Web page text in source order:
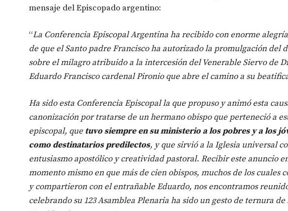
mensaje del Episcopado argentino:
“La Conferencia Episcopal Argentina ha recibido con enorme
de que el Santo padre Francisco ha autorizado la promulgación del
sobre el milagro atribuido a la intercesión del Venerable Siervo de
Eduardo Francisco cardenal Pironio que abre el camino a su
Ha sido esta Conferencia Episcopal la que propuso y animó esta
canonización por tratarse de un hermano obispo que perteneció a
episcopal, quetuvo siempre en su ministerio a los pobres y a los
como destinatarios predilectos, y que sirvió a la Iglesia universal
entusiasmo apostólico y creatividad pastoral. Recibir este anuncio
momento mismo en que más de cien obispos, muchos de los cuales
y compartieron con el entrañable Eduardo, nos encontramos
celebrando su 123 Asamblea Plenaria ha sido un gesto de ternura de